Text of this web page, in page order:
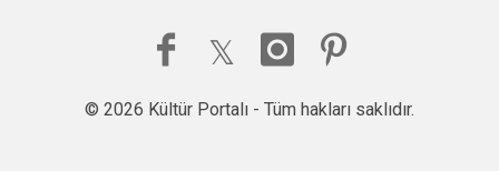
© 2026 Kültür Portalı - Tüm hakları saklıdır.